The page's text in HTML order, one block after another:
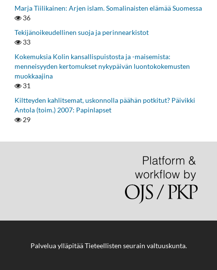
Marja Tiilikainen: Arjen islam. Somalinaisten elämää Suomessa
36
Tekijänoikeudellinen suoja ja perinnearkistot
33
Kokemuksia Kolin kansallispuistosta ja -maisemista:
menneisyyden kertomukset nykypäivän luontokokemusten
muokkaajina
31
Kiltteyden kahlitsemat, uskonnolla päähän potkitut? Päivikki
Antola (toim.) 2007: Papinlapset
29
Palvelua ylläpitääTieteellisten seurain valtuuskunta.